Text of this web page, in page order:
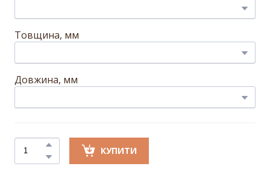
Товщина, мм
Довжина, мм
КУПИТИ